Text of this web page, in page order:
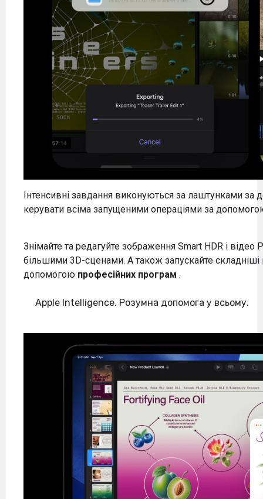
Інтенсивні завдання виконуються за лаштунками
керувати всіма запущеними операціями за
Знімайте та редагуйте зображення Smart HDR і
більшими 3D-сценами. А також запускайте складніші
допомогою професійних програм .
Apple Intelligence. Розумна допомога у всьому.